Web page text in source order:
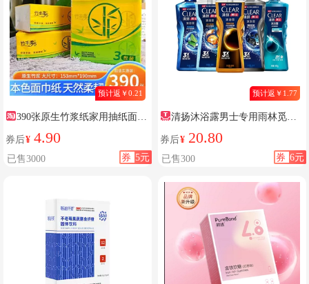
预计返￥0.21
390张原生竹浆纸家用抽纸面巾
纸餐巾纸大包实惠装加油站同款
券后¥ 4.90
券 5元
已售3000
预计返￥1.77
清扬沐浴露男士专用雨林觅静
沐浴乳控油清爽保湿沐浴液洗澡
券后¥ 20.80
券 6元
已售300